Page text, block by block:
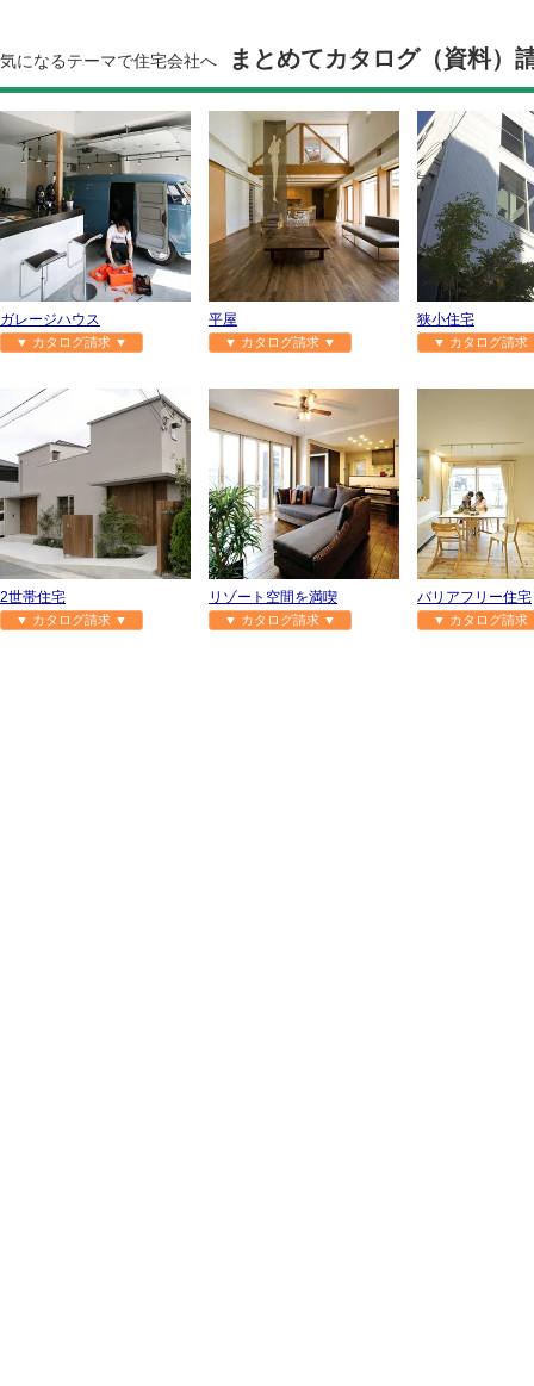
気になるテーマで住宅会社へ まとめてカタログ（資料）
ガレージハウス
▼ カタログ請求 ▼
平屋
▼ カタログ請求 ▼
狭小住宅
▼ カタログ請
2世帯住宅
▼ カタログ請求 ▼
リゾート空間を満喫
▼ カタログ請求 ▼
バリアフリー住宅
▼ カタログ請